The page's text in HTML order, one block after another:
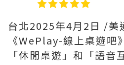
台北2025年4月2日 /美
《WePlay-線上桌遊吧
「休閒桌遊」和「語音